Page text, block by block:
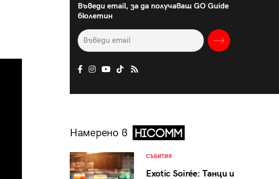
Въведи email, за да получаваш GO Guide
бюлетин
Намерено в
СЪБИТИЯ
Exotic Soirée: Танци и